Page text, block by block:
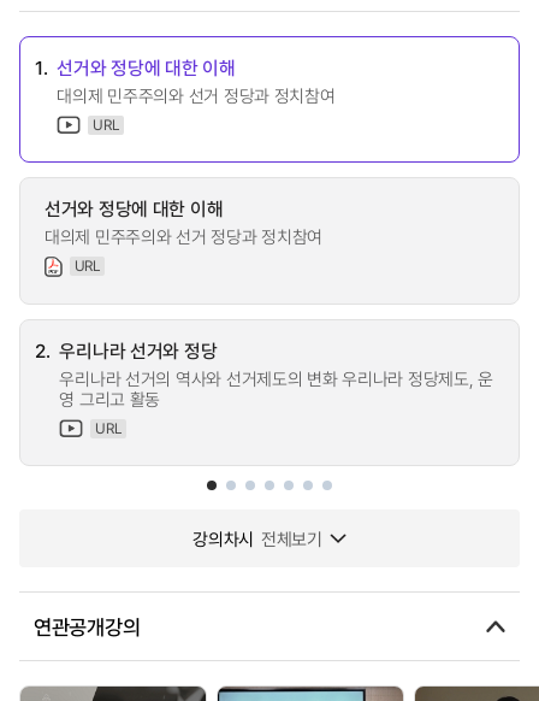
1. 선거와 정당에 대한 이해
대의제 민주주의와 선거 정당과 정치참여
URL
선거와 정당에 대한 이해
대의제 민주주의와 선거 정당과 정치참여
URL
2. 우리나라 선거와 정당
우리나라 선거의 역사와 선거제도의 변화 우리나라 정당제도, 운
영 그리고 활동
URL
강의차시 전체보기
연관공개강의